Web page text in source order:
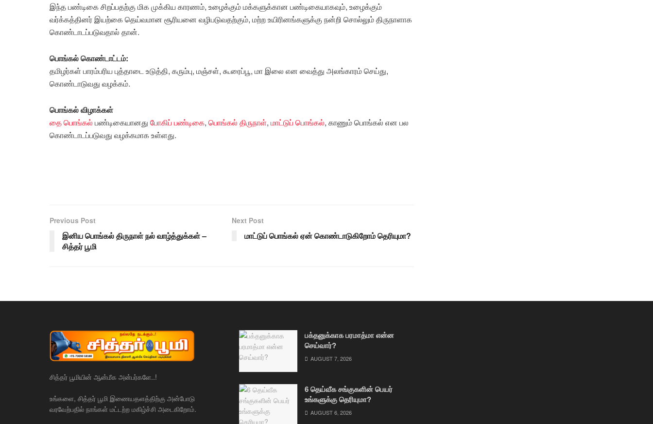
இந்த பண்டிகை சிறப்பதற்கு மிக முக்கிய காரணம், உழைக்கும் மக்களுக்கான பண்டிகையாகவும், உழைக்கும்
வர்க்கத்தினர் இயற்கை தெய்வமான சூரியனை வழிபடுவதற்கும், மற்ற உயிரினங்களுக்கு நன்றி சொல்லும் திருநாளாக
கொண்டாடப்படுவதால் தான்.
பொங்கல் கொண்டாட்டம்:
தமிழர்கள் பாரம்பரிய புத்தாடை உடுத்தி, கரும்பு, மஞ்சள், கூரைப்பூ, மா இலை என வைத்து அலங்காரம் செய்து,
கொண்டாடுவது வழக்கம்.
பொங்கல் விழாக்கள்
தை பொங்கல் பண்டிகையானது போகிப் பண்டிகை, பொங்கல் திருநாள், மாட்டுப் பொங்கல், காணும் பொங்கல் என பல
கொண்டாடப்படுவது வழக்கமாக உள்ளது.
Previous Post
இனிய பொங்கல் திருநாள் நல் வாழ்த்துக்கள் –
சித்தர் பூமி
Next Post
மாட்டுப் பொங்கல் ஏன் கொண்டாடுகிறோம் தெரியுமா?
சித்தர் பூமியின் ஆன்மீக அன்பர்களே..!
உங்களை, சித்தர் பூமி இணையதளத்திற்கு அன்போடு
வரவேற்பதில் நாங்கள் மட்டற்ற மகிழ்ச்சி அடைகிறோம்.
பக்தனுக்காக பரமாத்மா என்ன
செய்வார்?
AUGUST 7, 2026
6 தெய்வீக சங்குகளின் பெயர்
உங்களுக்கு தெரியுமா?
AUGUST 6, 2026